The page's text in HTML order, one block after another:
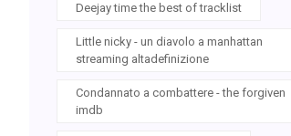
Deejay time the best of tracklist
Little nicky - un diavolo a manhattan
streaming altadefinizione
Condannato a combattere - the forgiven
imdb